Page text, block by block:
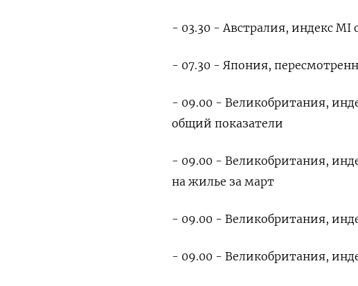
- 03.30 - Австралия, индекс
- 07.30 - Япония,
- 09.00 - Великобритания,
общий показатели
- 09.00 - Великобритания,
на жилье за март
- 09.00 - Великобритания,
- 09.00 - Великобритания,